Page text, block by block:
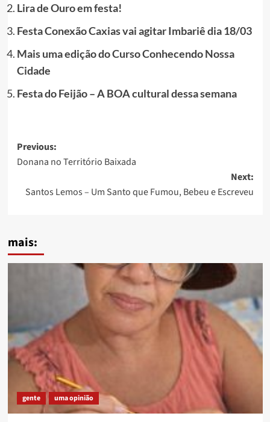
Lira de Ouro em festa!
Festa Conexão Caxias vai agitar Imbariê dia 18/03
Mais uma edição do Curso Conhecendo Nossa
Cidade
Festa do Feijão – A BOA cultural dessa semana
Post
navigation
Previous:
Donana no Território Baixada
Next:
Santos Lemos – Um Santo que Fumou, Bebeu e Escreveu
mais:
gente uma opinião